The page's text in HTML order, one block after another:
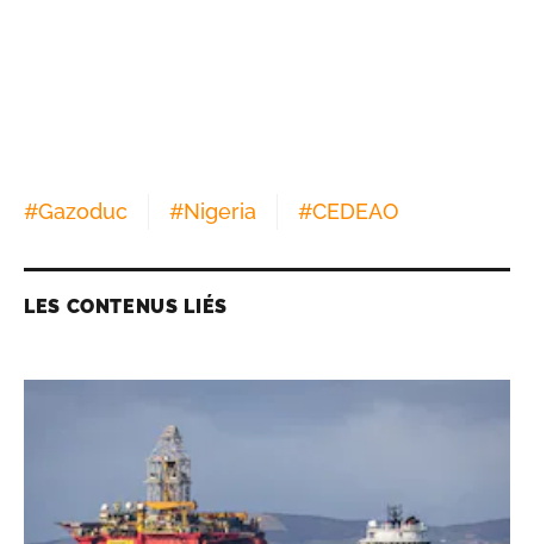
#Gazoduc #Nigeria #CEDEAO
LES CONTENUS LIÉS